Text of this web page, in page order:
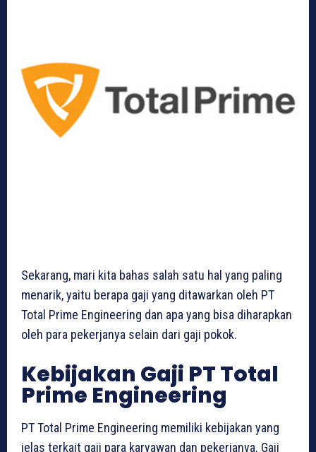
Sekarang, mari kita bahas salah satu hal yang paling
menarik, yaitu berapa gaji yang ditawarkan oleh PT
Total Prime Engineering dan apa yang bisa diharapkan
oleh para pekerjanya selain dari gaji pokok.
Kebijakan Gaji PT Total
Prime Engineering
PT Total Prime Engineering memiliki kebijakan yang
jelas terkait gaji para karyawan dan pekerjanya. Gaji